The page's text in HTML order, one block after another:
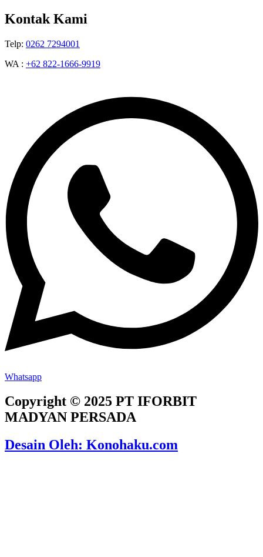
Kontak Kami
Telp: 0262 7294001
WA : +62 822-1666-9919
Whatsapp
Copyright © 2025 PT IFORBIT
MADYAN PERSADA
Desain Oleh: Konohaku.com